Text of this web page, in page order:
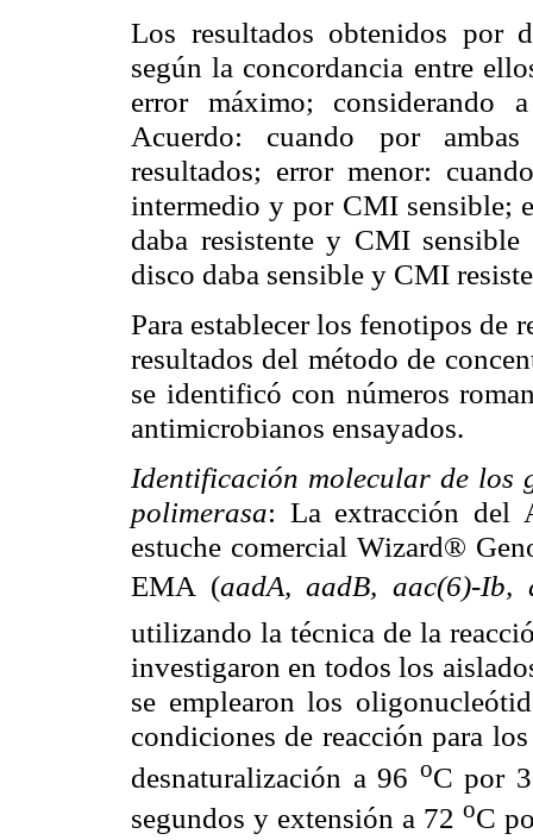
Los resultados obtenidos por
según la concordancia entre
error máximo; considerando
Acuerdo: cuando por
resultados; error menor:
intermedio y por CMI sensible;
daba resistente y CMI
disco daba sensible y CMI
Para establecer los fenotipos de
resultados del método de
se identificó con números
antimicrobianos ensayados.
Identificación molecular de los
polimerasa: La extracción del
estuche comercial Wizard®
EMA (aadA, aadB, aac(6)-Ib,
utilizando la técnica de la
investigaron en todos los
se emplearon los
condiciones de reacción para
desnaturalización a 96 oC por
segundos y extensión a 72 oC